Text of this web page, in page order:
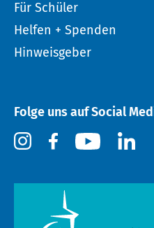
Für Schüler
Helfen + Spenden
Hinweisgeber
Folge uns auf Social